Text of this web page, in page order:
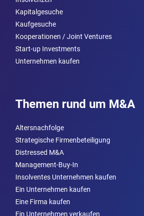
Kapitalgesuche
Kaufgesuche
Kooperationen / Joint Ventures
Start-up Investments
Unternehmen kaufen
Themen rund um M&A
Altersnachfolge
Strategische Firmenbeteiligung
Distressed M&A
Management-Buy-In
Insolventes Unternehmen kaufen
Ein Unternehmen kaufen
Eine Firma kaufen
Ein Unternehmen verkaufen